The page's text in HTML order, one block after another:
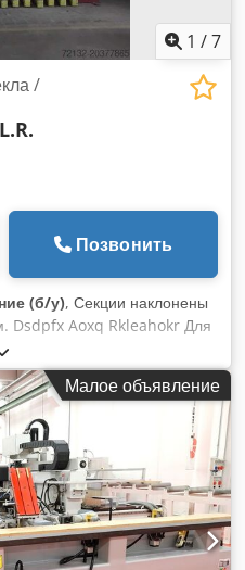
1 /7
/
L.R.
Позвонить
(б/у), Секции наклонены
Dsdpfx Aoxq Rkleahokr Для
ок. 2400 мм. Глубина: ок.
ок. 1900 кг. Доступно 2
в употреблении.
Малое объявление